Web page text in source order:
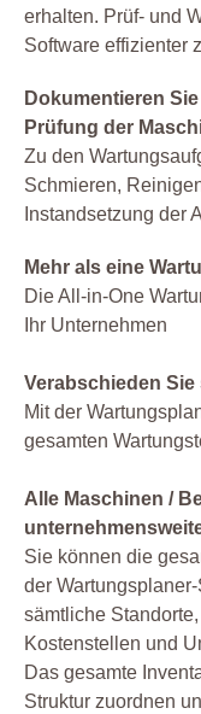
erhalten. Prüf- und
Software effizienter
Dokumentieren
Prüfung der
Zu den
Schmieren,
Instandsetzung der
Mehr als eine
Die All-in-One
Ihr Unternehmen
Verabschieden
Mit der
gesamten
Alle Maschinen /
Sie können die
der
sämtliche
Kostenstellen und
Das gesamte
Struktur zuordnen